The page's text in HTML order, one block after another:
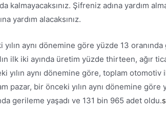
Şifreniz adına yardım
yardım alacaksınız.
yılın aynı dönemine göre yüzde 13
ilk iki ayında üretim yüzde thirteen, ağır
yılın aynı dönemine göre, toplam
pazar, bir önceki yılın aynı dönemine
gerileme yaşadı ve 131 bin 965 adet oldu.